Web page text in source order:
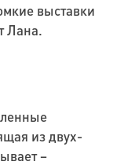
выставки
Лана.
из двух-
–